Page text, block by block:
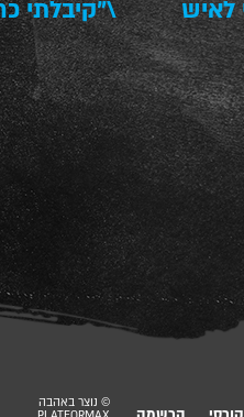
לאיש
\"קיבלתי
© נוצר באהבה